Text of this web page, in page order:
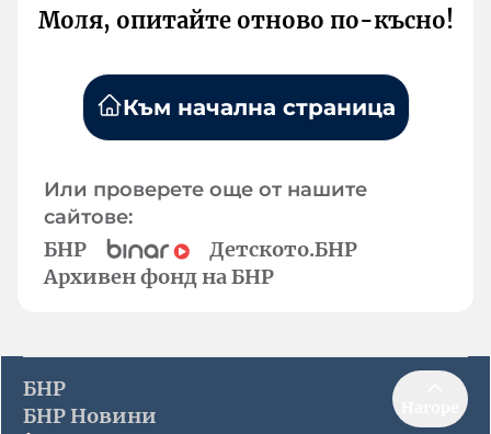
Моля, опитайте отново по-късно!
Към начална страница
Или проверете още от нашите
сайтове:
БНР
Детското.БНР
Архивен фонд на БНР
БНР
БНР Новини